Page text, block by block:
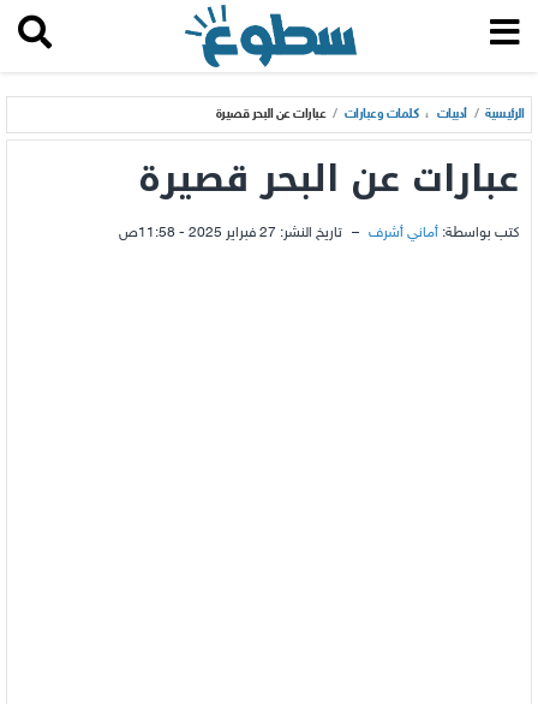
الرئيسية / أدبيات ، كلمات وعبارات / عبارات عن البحر قصيرة
عبارات عن البحر قصيرة
كتب بواسطة: أماني أشرف – تاريخ النشر: 27 فبراير 2025 - 11:58ص